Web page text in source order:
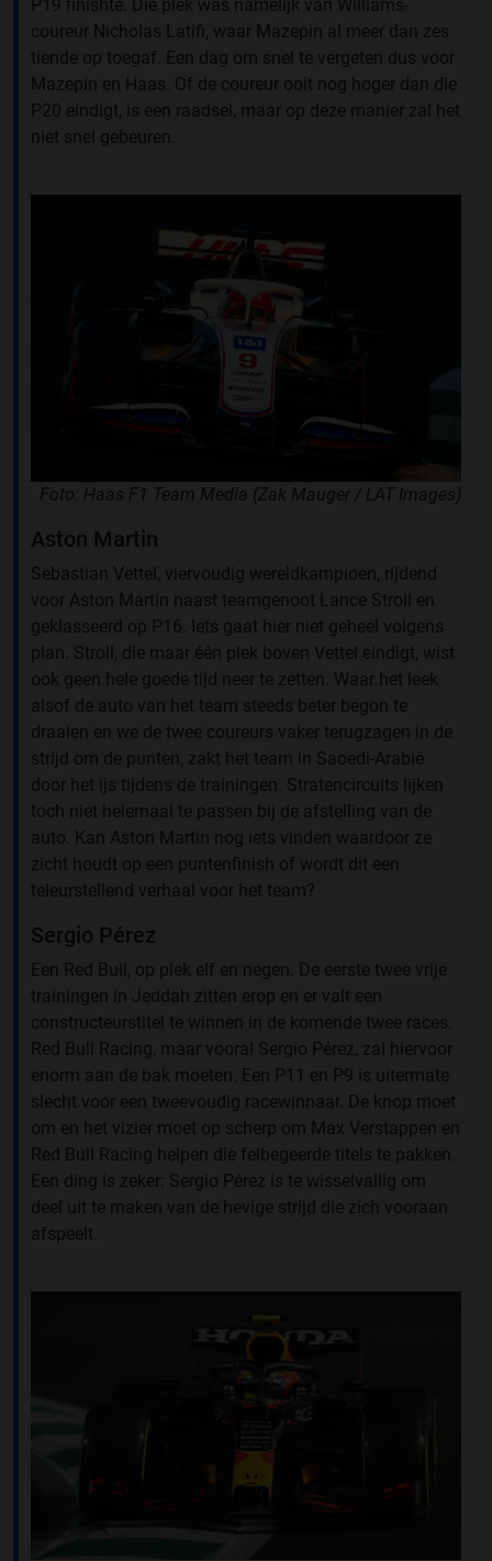
P19 finishte. Die plek was namelijk van Williams-
coureur Nicholas Latifi, waar Mazepin al meer dan zes
tiende op toegaf. Een dag om snel te vergeten dus voor
Mazepin en Haas. Of de coureur ooit nog hoger dan die
P20 eindigt, is een raadsel, maar op deze manier zal het
niet snel gebeuren.
Foto: Haas F1 Team Media (Zak Mauger / LAT Images)
Aston Martin
Sebastian Vettel, viervoudig wereldkampioen, rijdend
voor Aston Martin naast teamgenoot Lance Stroll en
geklasseerd op P16. Iets gaat hier niet geheel volgens
plan. Stroll, die maar één plek boven Vettel eindigt, wist
ook geen hele goede tijd neer te zetten. Waar het leek
alsof de auto van het team steeds beter begon te
draaien en we de twee coureurs vaker terugzagen in de
strijd om de punten, zakt het team in Saoedi-Arabië
door het ijs tijdens de trainingen. Stratencircuits lijken
toch niet helemaal te passen bij de afstelling van de
auto. Kan Aston Martin nog iets vinden waardoor ze
zicht houdt op een puntenfinish of wordt dit een
teleurstellend verhaal voor het team?
Sergio Pérez
Een Red Bull, op plek elf en negen. De eerste twee vrije
trainingen in Jeddah zitten erop en er valt een
constructeurstitel te winnen in de komende twee races.
Red Bull Racing, maar vooral Sergio Pérez, zal hiervoor
enorm aan de bak moeten. Een P11 en P9 is uitermate
slecht voor een tweevoudig racewinnaar. De knop moet
om en het vizier moet op scherp om Max Verstappen en
Red Bull Racing helpen die felbegeerde titels te pakken.
Een ding is zeker: Sergio Pérez is te wisselvallig om
deel uit te maken van de hevige strijd die zich vooraan
afspeelt.